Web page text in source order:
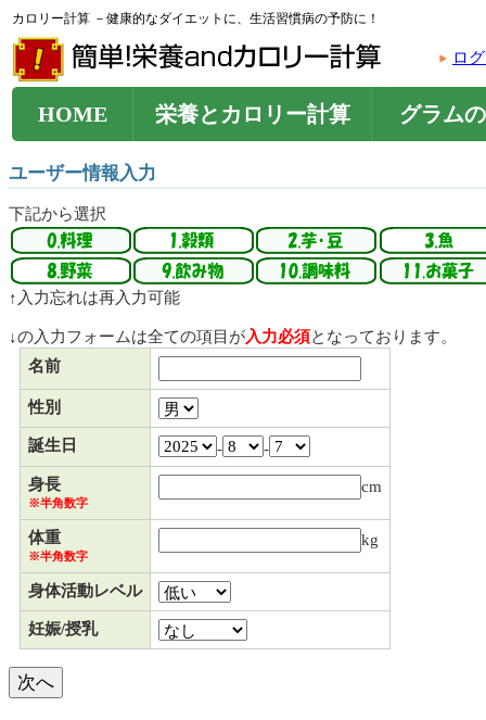
カロリー計算 －健康的なダイエットに、生活習慣病の予防に！
ロ
HOME 栄養とカロリー計算 グラム
ユーザー情報入力
下記から選択
↑入力忘れは再入力可能
↓の入力フォームは全ての項目が入力必須となっております。
名前
性別
誕生日 - -
身長
※半角数字
cm
体重
※半角数字
kg
身体活動レベル
妊娠/授乳
次へ